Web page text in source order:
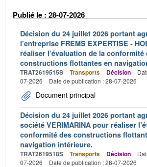
Publié le : 28-07-2026
Décision du 24 juillet 2026 portant
l’entreprise FREMS EXPERTISE -
réaliser l’évaluation de la conformité
constructions flottantes en
TRAT2619515S Transports Décision
07-2026
Date de publication : 28-07-2026
Document principal
Décision du 24 juillet 2026 portant
société VERIMARINA pour réaliser
conformité des constructions
navigation intérieure.
TRAT2619518S Transports Décision
07-2026
Date de publication : 28-07-2026